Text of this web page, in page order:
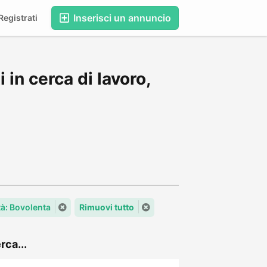
Inserisci un annuncio
in cerca di lavoro,
Bovolenta Rimuovi tutto